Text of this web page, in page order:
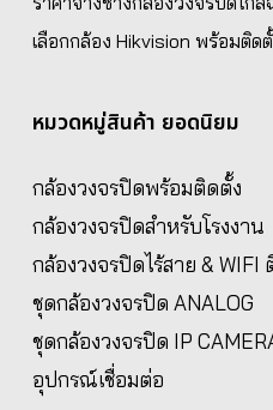
เลือกกล้อง Hikvision พร้อมติด
หมวดหมู่สินค้า ยอดนิยม
กล้องวงจรปิดพร้อมติดตั้ง
กล้องวงจรปิดสำหรับโรงงาน
กล้องวงจรปิดไร้สาย & WIFI
ชุดกล้องวงจรปิด ANALOG
ชุดกล้องวงจรปิด IP
อุปกรณ์เชื่อมต่อ